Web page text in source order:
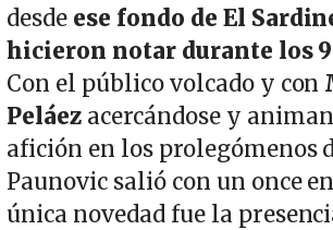
desde ese fondo de El
hicieron notar durante los
Con el público volcado y con
Peláez acercándose y
afición en los prolegómenos
Paunovic salió con un once
única novedad fue la